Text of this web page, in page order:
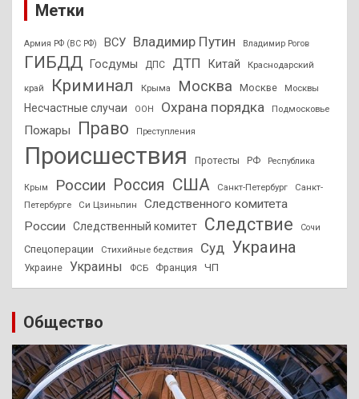
Метки
Армия РФ (ВС РФ) ВСУ Владимир Путин Владимир Рогов
ГИБДД Госдумы ДПС ДТП Китай Краснодарский
край Криминал Крыма Москва Москве Москвы
Несчастные случаи ООН Охрана порядка Подмосковье
Пожары Право Преступления
Происшествия Протесты РФ Республика
Крым России Россия США Санкт-Петербург
Санкт-
Петербурге
Си Цзиньпин
Следственного комитета
России
Следственный комитет Следствие Сочи
Спецоперации Стихийные бедствия Суд Украина
Украине Украины ФСБ Франция ЧП
Общество